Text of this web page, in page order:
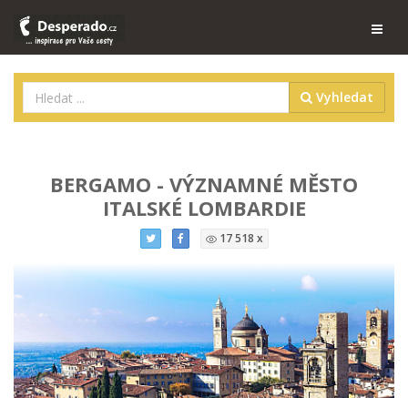
Vyhledat
BERGAMO - VÝZNAMNÉ MĚSTO
ITALSKÉ LOMBARDIE
17 518 x